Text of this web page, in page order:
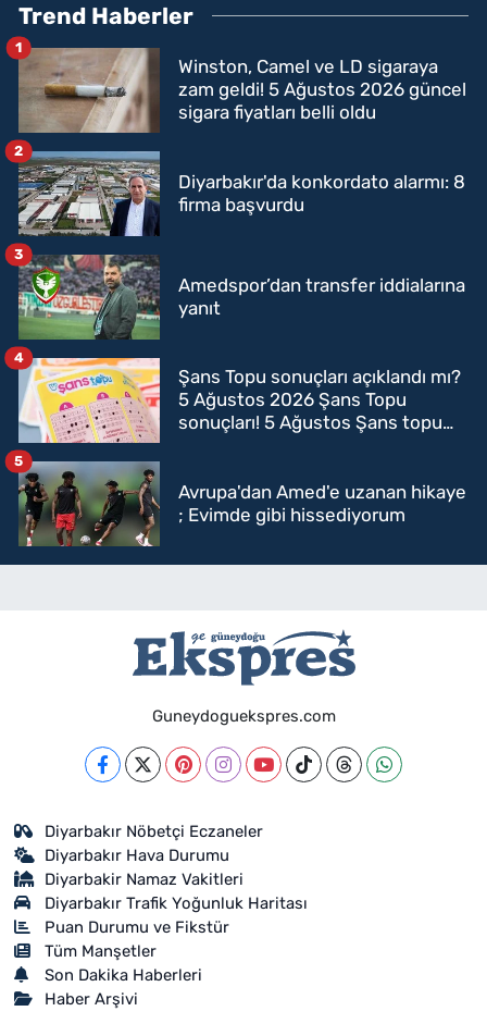
Trend Haberler
Winston, Camel ve LD sigaraya
zam geldi! 5 Ağustos 2026 güncel
sigara fiyatları belli oldu
1
Diyarbakır'da konkordato alarmı: 8
firma başvurdu
2
Amedspor’dan transfer iddialarına
yanıt
3
Şans Topu sonuçları açıklandı mı?
5 Ağustos 2026 Şans Topu
sonuçları! 5 Ağustos Şans topu
4
Avrupa'dan Amed'e uzanan hikaye
; Evimde gibi hissediyorum
5
Guneydoguekspres.com
Diyarbakır Nöbetçi Eczaneler
Diyarbakır Hava Durumu
Diyarbakir Namaz Vakitleri
Diyarbakır Trafik Yoğunluk Haritası
Puan Durumu ve Fikstür
Tüm Manşetler
Son Dakika Haberleri
Haber Arşivi